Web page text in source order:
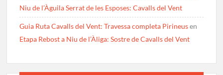
Niu de l’Àguila Serrat de les Esposes: Cavalls del Vent
Guia Ruta Cavalls del Vent: Travessa completa Pirineusen
Etapa Rebost a Niu de l’Àliga: Sostre de Cavalls del Vent